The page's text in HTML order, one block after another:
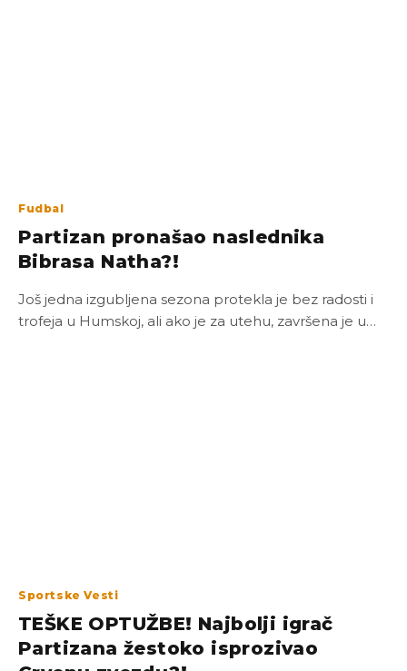
Fudbal
Partizan pronašao naslednika
Bibrasa Natha?!
Još jedna izgubljena sezona protekla je bez radosti i
trofeja u Humskoj, ali ako je za utehu, završena je u…
Sportske Vesti
TEŠKE OPTUŽBE! Najbolji igrač
Partizana žestoko isprozivao